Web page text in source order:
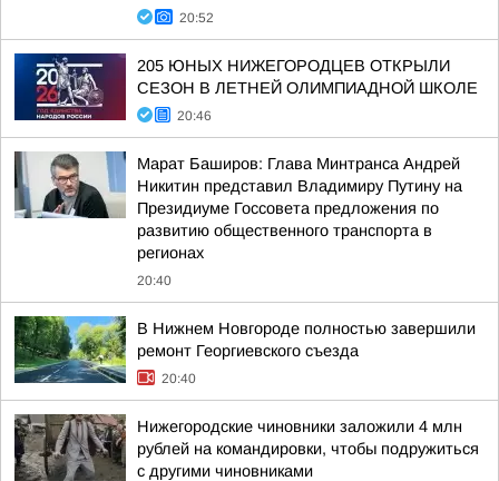
20:52
205 ЮНЫХ НИЖЕГОРОДЦЕВ ОТКРЫЛИ
СЕЗОН В ЛЕТНЕЙ ОЛИМПИАДНОЙ ШКОЛЕ
20:46
Марат Баширов: Глава Минтранса Андрей
Никитин представил Владимиру Путину на
Президиуме Госсовета предложения по
развитию общественного транспорта в
регионах
20:40
В Нижнем Новгороде полностью завершили
ремонт Георгиевского съезда
20:40
Нижегородские чиновники заложили 4 млн
рублей на командировки, чтобы подружиться
с другими чиновниками